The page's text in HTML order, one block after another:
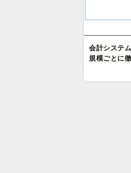
会計システ
規模ごとに